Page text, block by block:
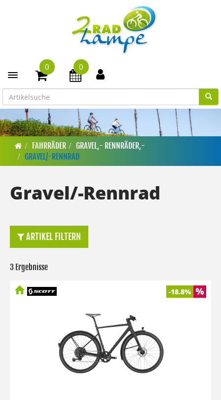
Toggle navigation
0 0
FAHRRÄDER
GRAVEL,- RENNRÄDER,-
GRAVEL/-RENNRAD
Gravel/-Rennrad
ARTIKEL FILTERN
3 Ergebnisse
-18.8%